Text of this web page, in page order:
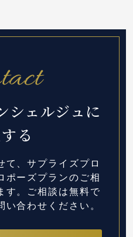
シェルジュに
る
て、サプライズプロ
ポーズプランのご相
す。 ご相談は無料で
合わせください。